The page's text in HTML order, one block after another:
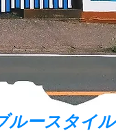
ルースタイル